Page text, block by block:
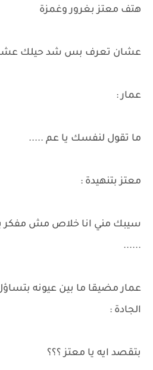
هتف معتز بغرور وغمزة
عشان تعرف بس شد حيلك
عمار :
ما تقول لنفسك يا عم .....
معتز بتنهيدة :
سيبك مني انا خلاص مش مفكر
......
عمار مضيقا ما بين عيونه
الجادة :
بتقصد ايه يا معتز ؟؟؟